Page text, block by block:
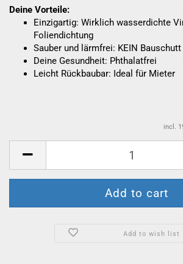
Deine Vorteile:
Einzigartig: Wirklich wasserdichte
Foliendichtung
Sauber und lärmfrei: KEIN
Deine Gesundheit: Phthalatfrei
Leicht Rückbaubar: Ideal für Mieter
incl.
Add to wish list